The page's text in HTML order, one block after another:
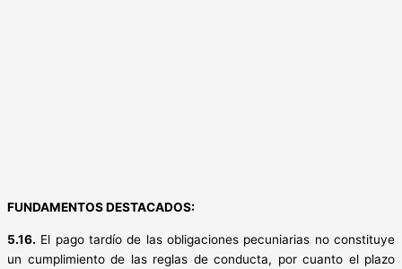
FUNDAMENTOS DESTACADOS:
5.16. El pago tardío de las obligaciones pecuniarias no constituye
un cumplimiento de las reglas de conducta, por cuanto el plazo